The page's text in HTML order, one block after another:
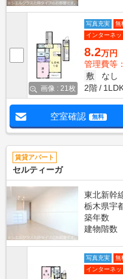
画像 : 21枚
写真充実
無
インターネ
8.2万円
管理費等
敷
なし
2階
空室確認 無料
賃貸アパート
セルティーガ
東北新幹
栃木県宇
築年数
建物階数
写真充実
無
インターネ